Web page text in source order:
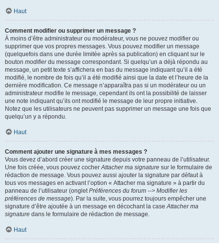
Haut
Comment modifier ou supprimer un message ?
À moins d’être administrateur ou modérateur, vous ne pouvez modifier ou
supprimer que vos propres messages. Vous pouvez modifier un message
(quelquefois dans une durée limitée après sa publication) en cliquant sur le
bouton modifierdu message correspondant. Si quelqu’un a déjà répondu au
message, un petit texte s’affichera en bas du message indiquant qu’il a été
modifié, le nombre de fois qu’il a été modifié ainsi que la date et l’heure de la
dernière modification. Ce message n’apparaîtra pas si un modérateur ou un
administrateur modifie le message, cependant ils ont la possibilité de laisser
une note indiquant qu’ils ont modifié le message de leur propre initiative.
Notez que les utilisateurs ne peuvent pas supprimer un message une fois que
quelqu’un y a répondu.
Haut
Comment ajouter une signature à mes messages ?
Vous devez d’abord créer une signature depuis votre panneau de l’utilisateur.
Une fois créée, vous pouvez cocherAttacher ma signature sur le formulaire de
rédaction de message. Vous pouvez aussi ajouter la signature par défaut à
tous vos messages en activant l’option « Attacher ma signature » à partir du
panneau de l’utilisateur (ongletPréférences du forum --> Modifier les
préférences de message). Par la suite, vous pourrez toujours empêcher une
signature d’être ajoutée à un message en décochant la caseAttacher ma
signature dans le formulaire de rédaction de message.
Haut